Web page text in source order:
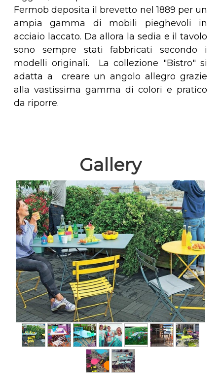
Fermob deposita il brevetto nel 1889 per un
ampia gamma di mobili pieghevoli in
acciaio laccato. Da allora la sedia e il tavolo
sono sempre stati fabbricati secondo i
modelli originali. La collezione "Bistro" si
adatta a creare un angolo allegro grazie
alla vastissima gamma di colori e pratico
da riporre.
Gallery